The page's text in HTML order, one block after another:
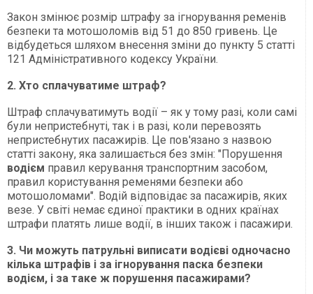
Закон змінює розмір штрафу за ігнорування ременів
безпеки та мотошоломів від 51 до 850 гривень. Це
відбудеться шляхом внесення зміни до пункту 5 статті
121 Адміністративного кодексу України.
2. Хто сплачуватиме штраф?
Штраф сплачуватимуть водії – як у тому разі, коли самі
були непристебнуті, так і в разі, коли перевозять
непристебнутих пасажирів. Це пов'язано з назвою
статті закону, яка залишається без змін: "Порушення
водієм правил керування транспортним засобом,
правил користування ременями безпеки або
мотошоломами". Водій відповідає за пасажирів, яких
везе. У світі немає єдиної практики в одних країнах
штрафи платять лише водії, в інших також і пасажири.
3. Чи можуть патрульні виписати водієві одночасно
кілька штрафів і за ігнорування паска безпеки
водієм, і за таке ж порушення пасажирами?